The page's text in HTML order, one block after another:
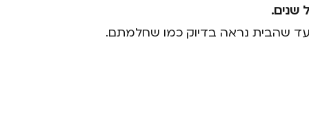
שנים.
עד שהבית נראה בדיוק כמו שחלמתם.